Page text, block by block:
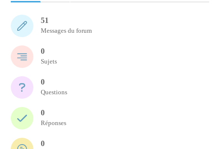
51
Messages du forum
0
Sujets
0
Questions
0
Réponses
0